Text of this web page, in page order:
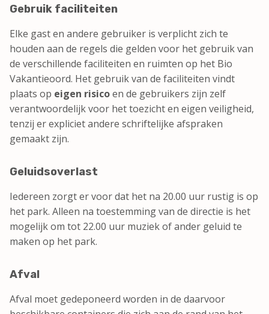
Gebruik faciliteiten
Elke gast en andere gebruiker is verplicht zich te
houden aan de regels die gelden voor het gebruik van
de verschillende faciliteiten en ruimten op het Bio
Vakantieoord. Het gebruik van de faciliteiten vindt
plaats op eigen risicoen de gebruikers zijn zelf
verantwoordelijk voor het toezicht en eigen veiligheid,
tenzij er expliciet andere schriftelijke afspraken
gemaakt zijn.
Geluidsoverlast
Iedereen zorgt er voor dat het na 20.00 uur rustig is op
het park. Alleen na toestemming van de directie is het
mogelijk om tot 22.00 uur muziek of ander geluid te
maken op het park.
Afval
Afval moet gedeponeerd worden in de daarvoor